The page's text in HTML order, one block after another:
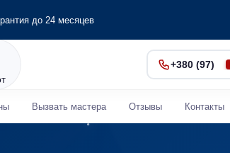
0 грн
+380 (97)
Вызвать мастера Отзывы Контакты